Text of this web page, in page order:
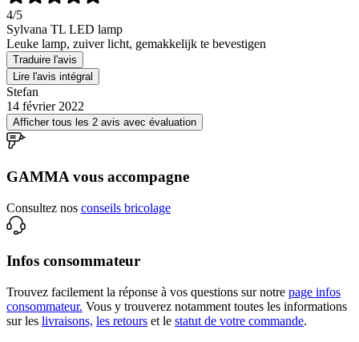
4/5
Sylvana TL LED lamp
Leuke lamp, zuiver licht, gemakkelijk te bevestigen
Traduire l'avis
Lire l'avis intégral
Stefan
14 février 2022
Afficher tous les 2 avis avec évaluation
GAMMA vous accompagne
Consultez nos conseils bricolage
Infos consommateur
Trouvez facilement la réponse à vos questions sur notre page infos
consommateur. Vous y trouverez notamment toutes les informations
sur les livraisons, les retours et le statut de votre commande.